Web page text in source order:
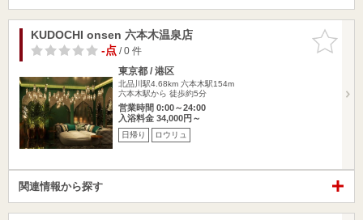
お気に入
りに追加
KUDOCHI onsen 六本木温泉店
-点/ 0 件
東京都 / 港区
北品川駅4.68km 六本木駅154m
六本木駅から 徒歩約5分
営業時間 0:00～24:00
入浴料金 34,000円～
日帰り ロウリュ
関連情報から探す